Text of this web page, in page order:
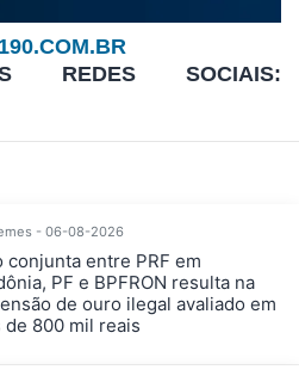
REDES SOCIAIS:
- 06-08-2026
conjunta entre PRF em
PF e BPFRON resulta na
de ouro ilegal avaliado em
de 800 mil reais